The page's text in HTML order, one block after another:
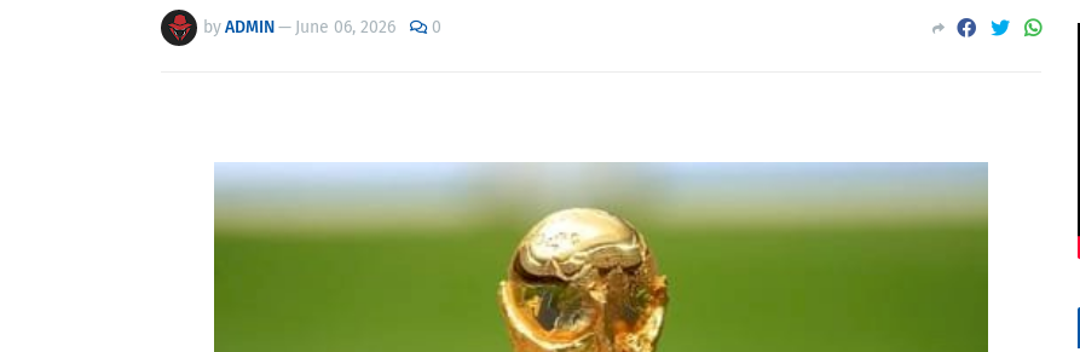
byADMIN— June 06, 2026 0